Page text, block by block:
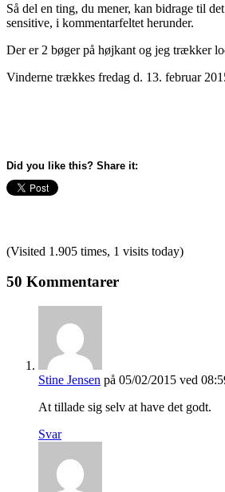
Så del en ting, du mener, kan bidrage til
sensitive, i kommentarfeltet herunder.
Der er 2 bøger på højkant og jeg trækker
Vinderne trækkes fredag d. 13. februar
Did you like this? Share it:
(Visited 1.905 times, 1 visits today)
50 Kommentarer
Stine Jensen på 05/02/2015 ved
At tillade sig selv at have det godt.
Svar